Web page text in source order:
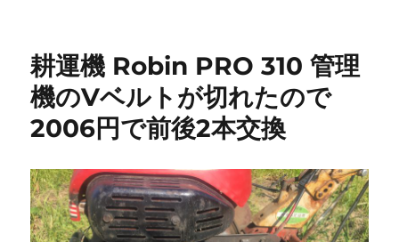
p
p
310
理
ン
ド
ル
支
耕運機 Robin PRO 310 管理
機のVベルトが切れたので
2006円で前後2本交換